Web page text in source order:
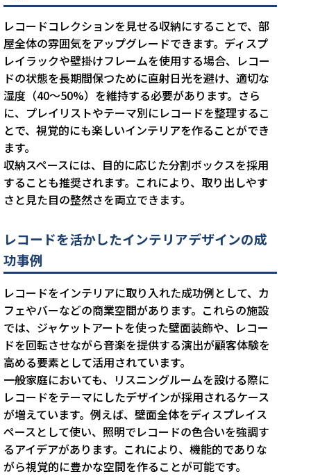
レコードコレクションを見せる収納にすることで、部
屋全体の雰囲気をアップグレードできます。ディスプ
レイラックや壁掛けフレームを使用する場合、レコー
ドの状態を長期間保つために直射日光を避け、適切な
湿度（40〜50%）を維持する必要があります。さら
に、プレイリストやテーマ別にレコードを整理するこ
とで、視覚的にも楽しいインテリアを作ることができ
ます。
収納スペースには、目的に応じた分割ボックスを採用
することも推奨されます。これにより、取り出しやす
さと見た目の整然さを両立できます。
レコードを活かしたインテリアデザインの成
功事例
レコードをインテリアに取り入れた成功例として、カ
フェやバーなどの商業空間があります。これらの施設
では、ジャケットアートを使った壁面装飾や、レコー
ドを回転させながら音楽を提供する演出が顧客体験を
高める要素として活用されています。
一般家庭においても、リスニングルームを設ける際に
レコードをテーマにしたデザインが採用されるケース
が増えています。例えば、壁面全体をディスプレイス
ペースとして使い、照明でレコードの色合いを強調す
るアイデアがあります。これにより、機能的でありな
がら視覚的に豊かな空間を作ることが可能です。